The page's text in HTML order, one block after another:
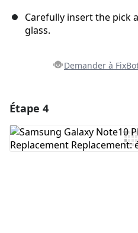
Carefully insert the pick
glass.
Demander à
Ajouter un
Étape 4